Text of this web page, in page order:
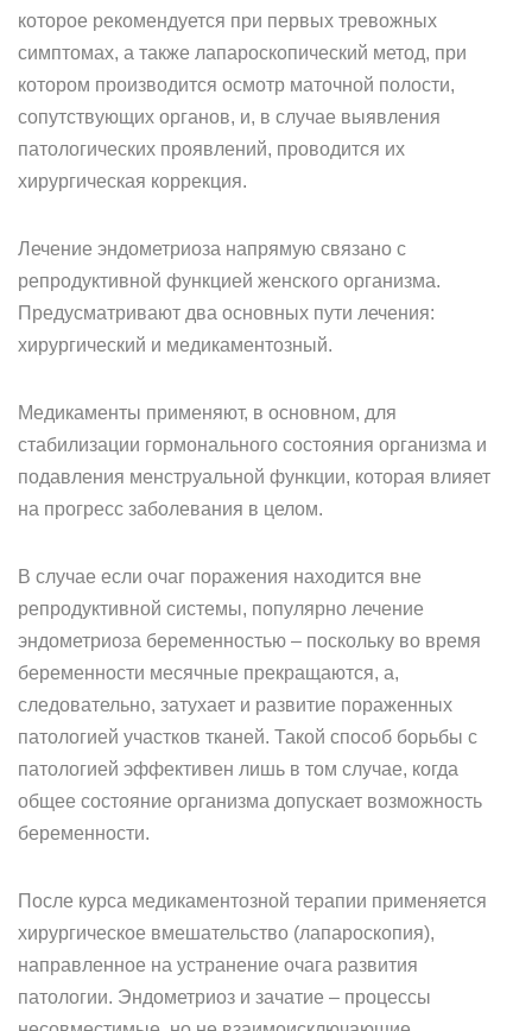
которое рекомендуется при первых тревожных
симптомах, а также лапароскопический метод, при
котором производится осмотр маточной полости,
сопутствующих органов, и, в случае выявления
патологических проявлений, проводится их
хирургическая коррекция.
Лечение эндометриоза напрямую связано с
репродуктивной функцией женского организма.
Предусматривают два основных пути лечения:
хирургический и медикаментозный.
Медикаменты применяют, в основном, для
стабилизации гормонального состояния организма и
подавления менструальной функции, которая влияет
на прогресс заболевания в целом.
В случае если очаг поражения находится вне
репродуктивной системы, популярно лечение
эндометриоза беременностью – поскольку во время
беременности месячные прекращаются, а,
следовательно, затухает и развитие пораженных
патологией участков тканей. Такой способ борьбы с
патологией эффективен лишь в том случае, когда
общее состояние организма допускает возможность
беременности.
После курса медикаментозной терапии применяется
хирургическое вмешательство (лапароскопия),
направленное на устранение очага развития
патологии. Эндометриоз и зачатие – процессы